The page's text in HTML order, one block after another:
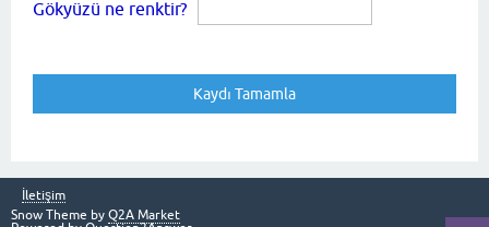
Gökyüzü ne renktir?
İletişim
Snow Theme by Q2A Market